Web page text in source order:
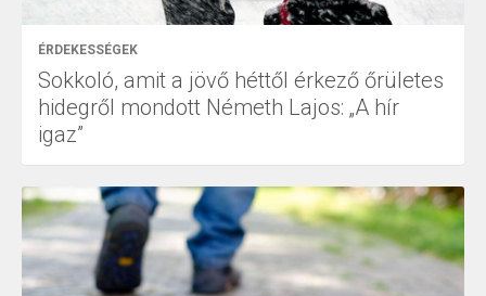
ÉRDEKESSÉGEK
Sokkoló, amit a jövő héttől érkező őrületes
hidegről mondott Németh Lajos: „A hír
igaz”